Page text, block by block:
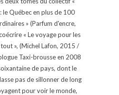
le Québec en plus de 100
» (Parfum d'encre,
« Le voyage pour les
», (Michel Lafon, 2015 /
Taxi-brousse en 2008
de pays, dont le
pas de sillonner de long
pour voir le monde,